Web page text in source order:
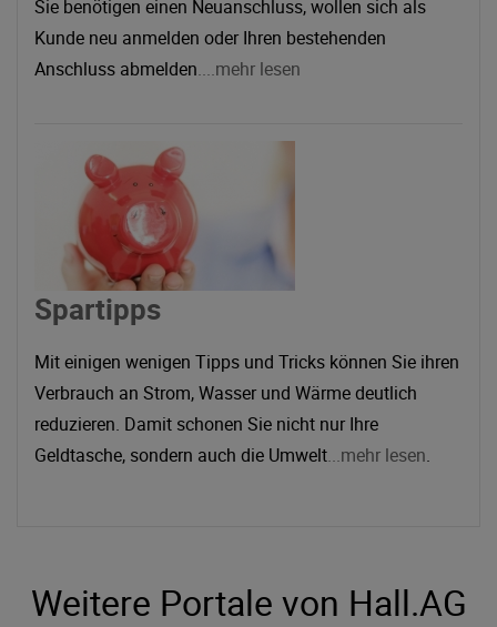
Sie benötigen einen Neuanschluss, wollen sich als
Kunde neu anmelden oder Ihren bestehenden
Anschluss abmelden....mehr lesen
Spartipps
Mit einigen wenigen Tipps und Tricks können Sie ihren
Verbrauch an Strom, Wasser und Wärme deutlich
reduzieren. Damit schonen Sie nicht nur Ihre
Geldtasche, sondern auch die Umwelt...mehr lesen.
Weitere Portale von Hall.AG